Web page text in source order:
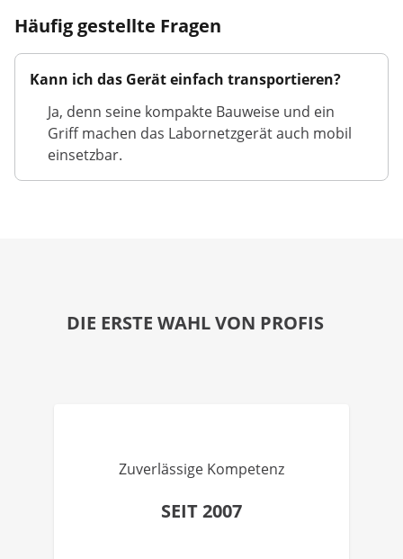
Häufig gestellte Fragen
Kann ich das Gerät einfach transportieren?
Ja, denn seine kompakte Bauweise und ein
Griff machen das Labornetzgerät auch mobil
einsetzbar.
DIE ERSTE WAHL VON PROFIS
Zuverlässige Kompetenz
SEIT 2007